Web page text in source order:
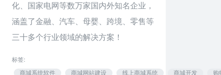
化、国家电网等数万家国内外知名企业，
涵盖了金融、汽车、母婴、跨境、零售等
三十多个行业领域的解决方案！
标签:
商城系统软件
商城网站建设 线上商城系统 商城开发 购